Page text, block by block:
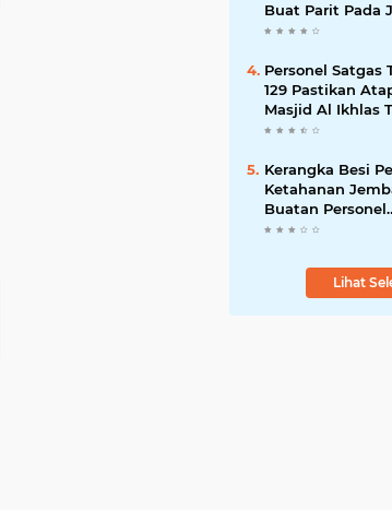
Buat Parit Pada
Baru
Personel Satgas
129 Pastikan
Masjid Al Ikhlas
Bocor Lagi
Kerangka Besi
Ketahanan
Buatan Personel
TMMD 129
Lihat